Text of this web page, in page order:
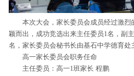
本次大会，家长委员会成员经过激烈
颖而出，成功竞选出来主任委员1名，副
名，家长委员会秘书长由基石中学德育处
高一家长委员会职务任命
主任委员：高一1班家长 程鹏